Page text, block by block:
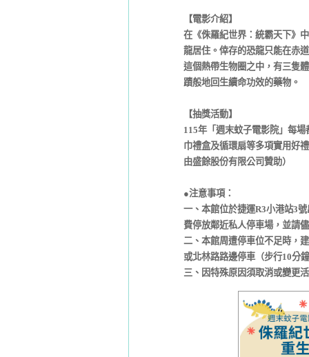
【電影介紹】
在《侏羅紀世界：統霸天下》
龍居住。倖存的恐龍只能在赤
這個熱帶生物圈之中，有三隻
蹟般地回生續命功效的藥物。
【抽獎活動】
115年「週末蚊子電影院」每
巾禮盒及循環扇等多項實用好
由盛餘股份有限公司贊助）
●注意事項：
一、本館位於捷運R3小港站3
費停放鄰近私人停車場，並請
二、本館周遭停車位不足時，
或北林路路邊停車（步行10分
三、因特殊原因須取消或變更